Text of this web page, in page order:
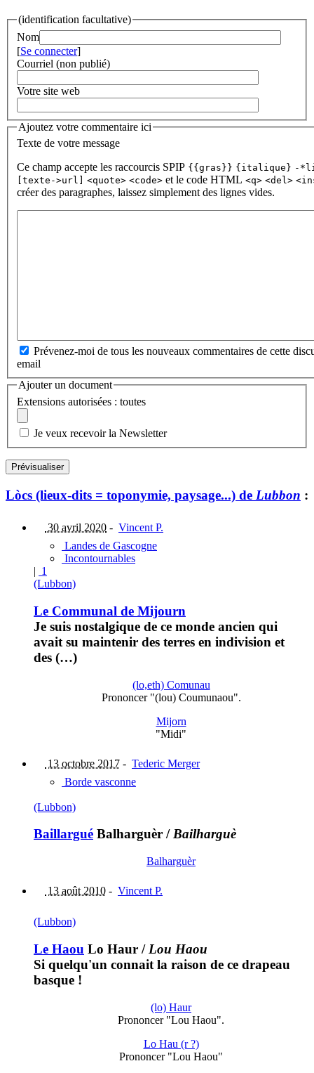
(identification facultative)
Nom
[Se connecter]
Courriel (non publié)
Votre site web
Ajoutez votre commentaire ici
Texte de votre message
Ce champ accepte les raccourcis SPIP {{gras}} {italique} -
[texte->url]
<quote> <code> et le code HTML <q> <del>
créer des paragraphes, laissez simplement des lignes vides.
Prévenez-moi de tous les nouveaux commentaires de cette
email
Ajouter un document
Extensions autorisées : toutes
Je veux recevoir la Newsletter
Lòcs (lieux-dits = toponymie, paysage...) de Lubbon :
30 avril 2020 - Vincent P.
Landes de Gascogne
Incontournables
| 1
(Lubbon)
Le Communal de Mijourn
Je suis nostalgique de ce monde ancien qui
avait su maintenir des terres en indivision et
des (…)
(lo,eth) Comunau
Prononcer "(lou) Coumunaou".
Mijorn
"Midi"
13 octobre 2017 - Tederic Merger
Borde vasconne
(Lubbon)
Baillargué Balharguèr /Bailharguè
Balharguèr
13 août 2010 - Vincent P.
(Lubbon)
Le Haou Lo Haur / Lou Haou
Si quelqu'un connait la raison de ce drapeau
basque !
(lo) Haur
Prononcer "Lou Haou".
Lo Hau (r ?)
Prononcer "Lou Haou"